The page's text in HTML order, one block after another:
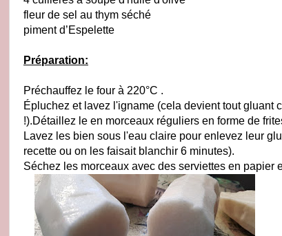
fleur de sel au thym séché
piment d’Espelette
Préparation:
Préchauffez le four à 220°C .
Épluchez et lavez l'igname (cela devient tout gluant
!).Détaillez le en morceaux réguliers en forme de
Lavez les bien sous l'eau claire pour enlevez leur
recette ou on les faisait blanchir 6 minutes).
Séchez les morceaux avec des serviettes en papier